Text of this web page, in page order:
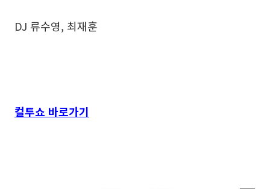
DJ 류수영, 최재훈
컬투쇼 바로가기